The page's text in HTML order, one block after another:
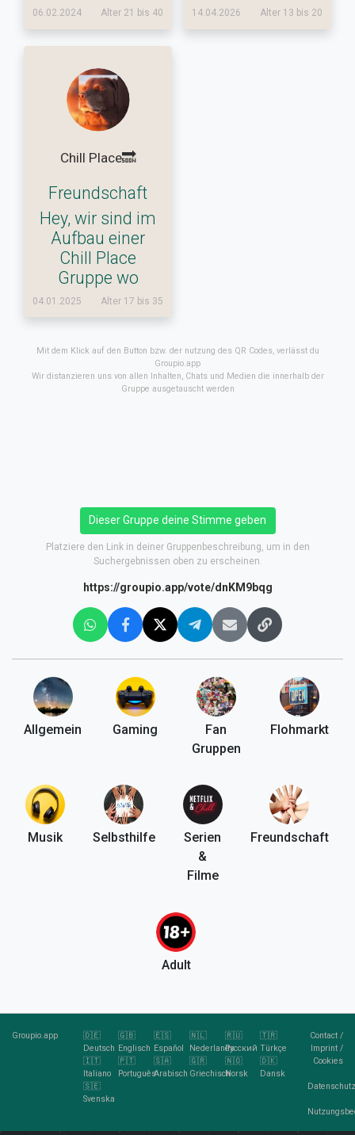
06.02.2024 Alter 21 bis 40 14.04.2026 Alter 13 bis 20
Chill Place🔜
Freundschaft
Hey, wir sind im
Aufbau einer
Chill Place
Gruppe wo
04.01.2025 Alter 17 bis 35
Mit dem Klick auf den Button bzw. der nutzung des QR Codes, verlässt du
Groupio.app
Wir distanzieren uns von allen Inhalten, Chats und Medien die innerhalb der
Gruppe ausgetauscht werden
Dieser Gruppe deine Stimme geben
Platziere den Link in deiner Gruppenbeschreibung, um in den
Suchergebnissen oben zu erscheinen.
https://groupio.app/vote/dnKM9bqg
Allgemein Gaming
Fan
Gruppen
Flohmarkt
Musik Selbsthilfe
Serien
&
Filme
Freundschaft
Adult
Groupio.app
🇩🇪
Deutsch
🇬🇧
Englisch
🇪🇸
Español
🇳🇱
Nederlands
🇷🇺
Pусский
🇹🇷
Türkçe
🇮🇹
Italiano
🇵🇹
Português
🇸🇦
Arabisch
🇬🇷
Griechisch
🇳🇴
Norsk
🇩🇰
Dansk
🇸🇪
Svenska
Contact/
Imprint/
Cookies